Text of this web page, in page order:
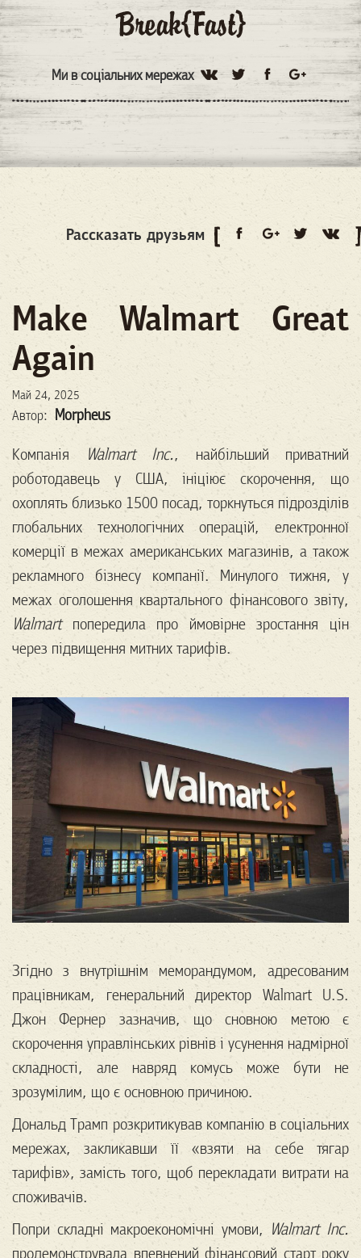
Ми в соціальних мережах
Рассказать друзьям
Make Walmart Great
Again
Май 24, 2025
Автор: Morpheus
Компанія Walmart Inc., найбільший приватний
роботодавець у США, ініціює скорочення, що
охоплять близько 1500 посад, торкнуться підрозділів
глобальних технологічних операцій, електронної
комерції в межах американських магазинів, а також
рекламного бізнесу компанії. Минулого тижня, у
межах оголошення квартального фінансового звіту,
Walmartпопередила про ймовірне зростання цін
через підвищення митних тарифів.
Згідно з внутрішнім меморандумом, адресованим
працівникам, генеральний директор Walmart U.S.
Джон Фернер зазначив, що сновною метою є
скорочення управлінських рівнів і усунення надмірної
складності, але навряд комусь може бути не
зрозумілим, що є основною причиною.
Дональд Трамп розкритикував компанію в соціальних
мережах, закликавши її «взяти на себе тягар
тарифів», замість того, щоб перекладати витрати на
споживачів.
Попри складні макроекономічні умови, Walmart Inc.
продемонструвала впевнений фінансовий старт року